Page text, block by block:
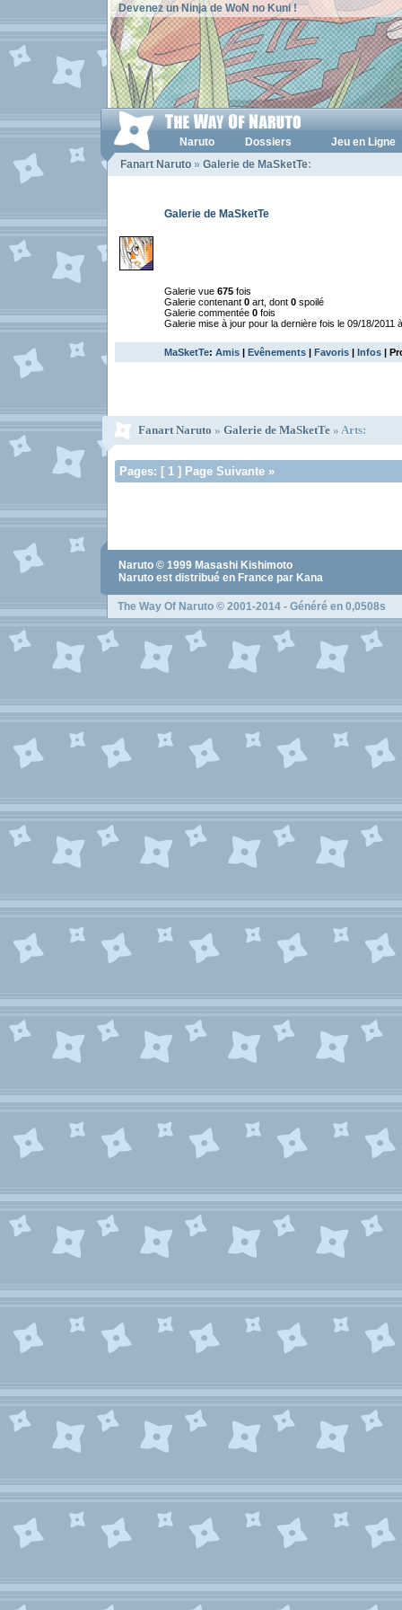
Devenez un Ninja de WoN no Kuni !
Naruto Dossiers
Jeu en Ligne
Fanart Naruto » Galerie de MaSketTe:
Galerie de MaSketTe
Galerie vue 675 fois
Galerie contenant 0 art, dont 0 spoilé
Galerie commentée 0 fois
Galerie mise à jour pour la dernière fois le 09/18/2011
MaSketTe: Amis | Evênements | Favoris | Infos |
Fanart Naruto » Galerie de MaSketTe » Arts:
Pages: [ 1 ] Page Suivante »
Naruto © 1999 Masashi Kishimoto
Naruto est distribué en France par Kana
The Way Of Naruto © 2001-2014 - Généré en 0,0508s